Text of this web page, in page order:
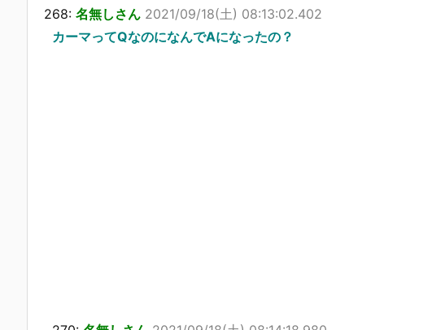
268: 名無しさん 2021/09/18(土) 08:13:02.402
カーマってQなのになんでAになったの？